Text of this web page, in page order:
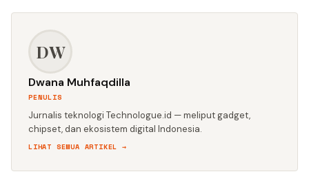
DW
Dwana Muhfaqdilla
PENULIS
Jurnalis teknologi Technologue.id — meliput gadget,
chipset, dan ekosistem digital Indonesia.
LIHAT SEMUA ARTIKEL →